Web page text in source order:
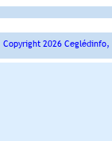
Copyright 2026